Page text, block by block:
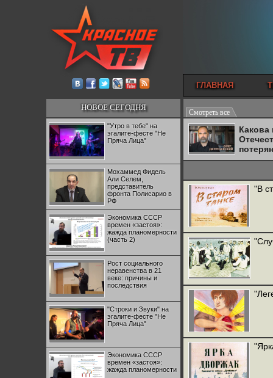
ГЛАВНАЯ
НОВОЕ СЕГОДНЯ
"Утро в тебе" на
эгалите-фесте "Не
Пряча Лица"
Мохаммед Фидель
Али Селем,
представитель
фронта Полисарио в
РФ
Экономика СССР
времен «застоя»:
жажда планомерности
(часть 2)
Рост социального
неравенства в 21
веке: причины и
последствия
"Строки и Звуки" на
эгалите-фесте "Не
Пряча Лица"
Экономика СССР
времен «застоя»:
жажда планомерности
Смотреть все
"В